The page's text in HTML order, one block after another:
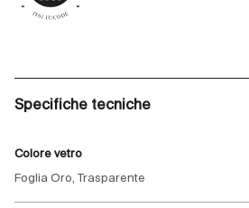
Specifiche tecniche
Colore vetro
Foglia Oro, Trasparente